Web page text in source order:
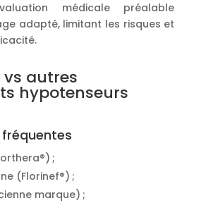
médicale préalable
adapté, limitant les risques et
autres
hypotenseurs
;
(Florinef®) ;
marque) ;